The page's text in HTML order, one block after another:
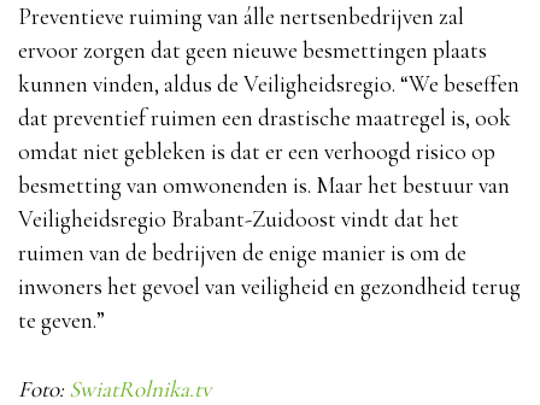
Preventieve ruiming van álle nertsenbedrijven zal
ervoor zorgen dat geen nieuwe besmettingen plaats
kunnen vinden, aldus de Veiligheidsregio. “We beseffen
dat preventief ruimen een drastische maatregel is, ook
omdat niet gebleken is dat er een verhoogd risico op
besmetting van omwonenden is. Maar het bestuur van
Veiligheidsregio Brabant-Zuidoost vindt dat het
ruimen van de bedrijven de enige manier is om de
inwoners het gevoel van veiligheid en gezondheid terug
te geven.”
Foto:SwiatRolnika.tv